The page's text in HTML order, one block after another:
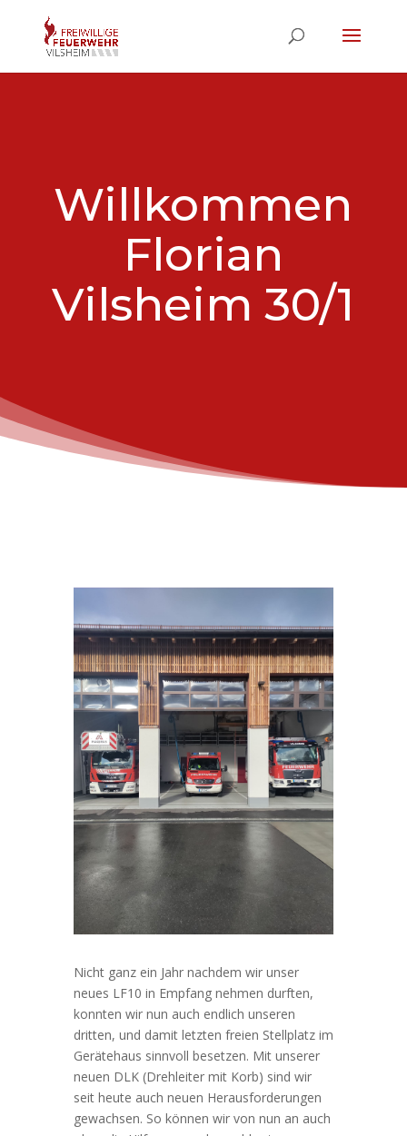
Willkommen
Florian
Vilsheim 30/1
Nicht ganz ein Jahr nachdem wir unser
neues LF10 in Empfang nehmen durften,
konnten wir nun auch endlich unseren
dritten, und damit letzten freien Stellplatz im
Gerätehaus sinnvoll besetzen. Mit unserer
neuen DLK (Drehleiter mit Korb) sind wir
seit heute auch neuen Herausforderungen
gewachsen. So können wir von nun an auch